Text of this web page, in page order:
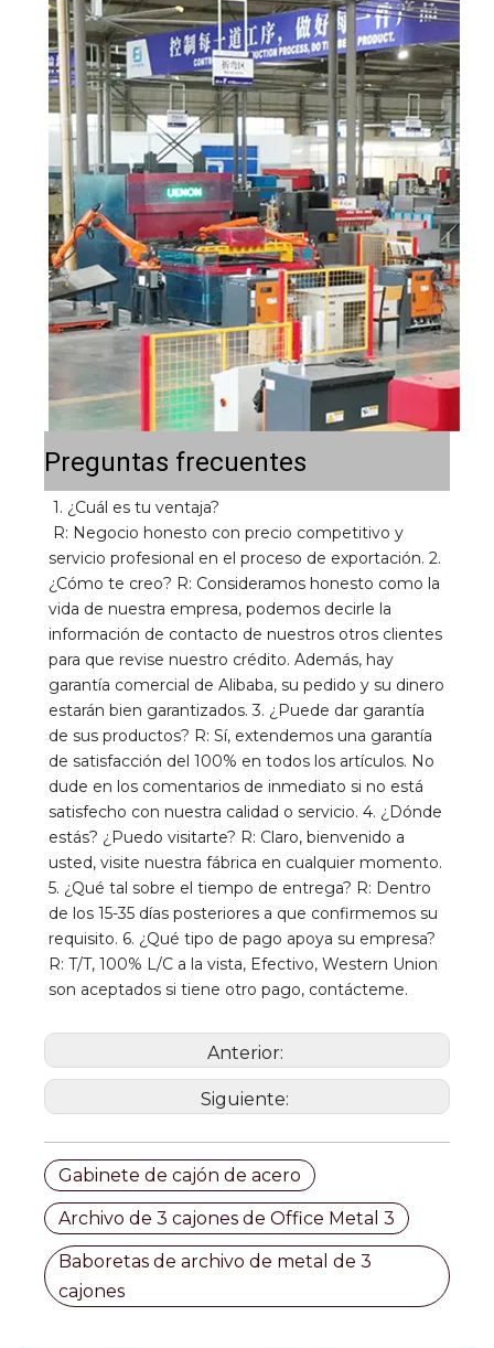
Preguntas frecuentes
1. ¿Cuál es tu ventaja?
R: Negocio honesto con precio competitivo y
servicio profesional en el proceso de exportación. 2.
¿Cómo te creo? R: Consideramos honesto como la
vida de nuestra empresa, podemos decirle la
información de contacto de nuestros otros clientes
para que revise nuestro crédito. Además, hay
garantía comercial de Alibaba, su pedido y su dinero
estarán bien garantizados. 3. ¿Puede dar garantía
de sus productos? R: Sí, extendemos una garantía
de satisfacción del 100% en todos los artículos. No
dude en los comentarios de inmediato si no está
satisfecho con nuestra calidad o servicio. 4. ¿Dónde
estás? ¿Puedo visitarte? R: Claro, bienvenido a
usted, visite nuestra fábrica en cualquier momento.
5. ¿Qué tal sobre el tiempo de entrega? R: Dentro
de los 15-35 días posteriores a que confirmemos su
requisito. 6. ¿Qué tipo de pago apoya su empresa?
R: T/T, 100% L/C a la vista, Efectivo, Western Union
son aceptados si tiene otro pago, contácteme.
Anterior:
Siguiente:
Gabinete de cajón de acero
Archivo de 3 cajones de Office Metal 3
Baboretas de archivo de metal de 3
cajones